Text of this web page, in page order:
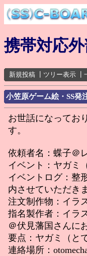
携帯対応
新規投稿 ツリー表示
小笠原ゲーム絵・SS発
お世話になってお
す。
依頼者名：蝶子＠
イベント：ヤガミ
イベントログ：整
内させていただき
注文制作物：イラ
指名製作者：イラ
＠伏見藩国さんに
要点：ヤガミ（と
連絡場所：